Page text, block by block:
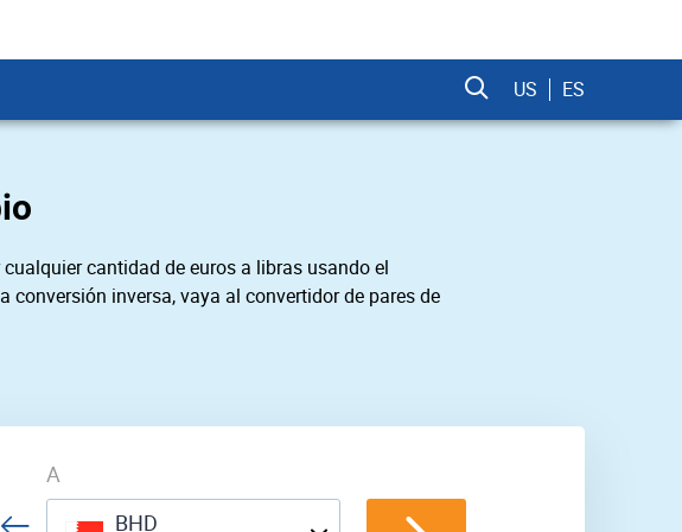
US ES
cantidad de euros a libras usando el
inversa, vaya al convertidor de pares de
A
BHD